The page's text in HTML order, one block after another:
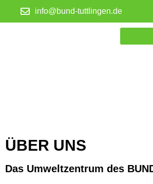
info@bund-tuttlingen.de
ÜBER UNS
Das Umweltzentrum des